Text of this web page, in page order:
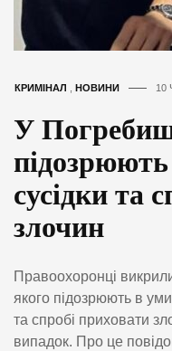
КРИМІНАЛ , НОВИНИ 10
У
підозрюють
сусідки та
злочин
Правоохоронці
якого підозрюють в
та спробі приховати
випадок. Про це